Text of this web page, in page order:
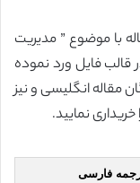
با موضوع ” مدیریت
فایل ورد نموده
مقاله انگلیسی و نیز
نمایید.
فارسی